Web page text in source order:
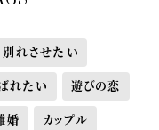
別れさせたい
れたい 遊びの恋
婚 カップル